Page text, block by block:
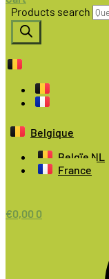
Products search
Belgique
Belgïe NL
France
€0,00 0